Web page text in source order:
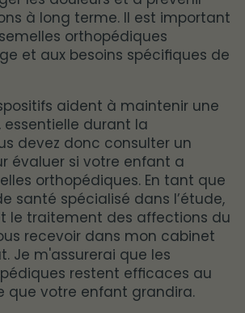
à long terme. Il est important
orthopédiques
et aux besoins spécifiques de
aident à maintenir une
essentielle durant la
devez donc consulter un
évaluer si votre enfant a
orthopédiques. En tant que
santé spécialisé dans l’étude,
le traitement des affections du
recevoir dans mon cabinet
Je m'assurerai que les
restent efficaces au
que votre enfant grandira.